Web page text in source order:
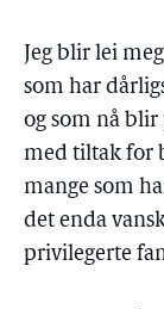
Jeg blir lei
som har
og som nå blir
med tiltak for
mange som
det enda
privilegerte